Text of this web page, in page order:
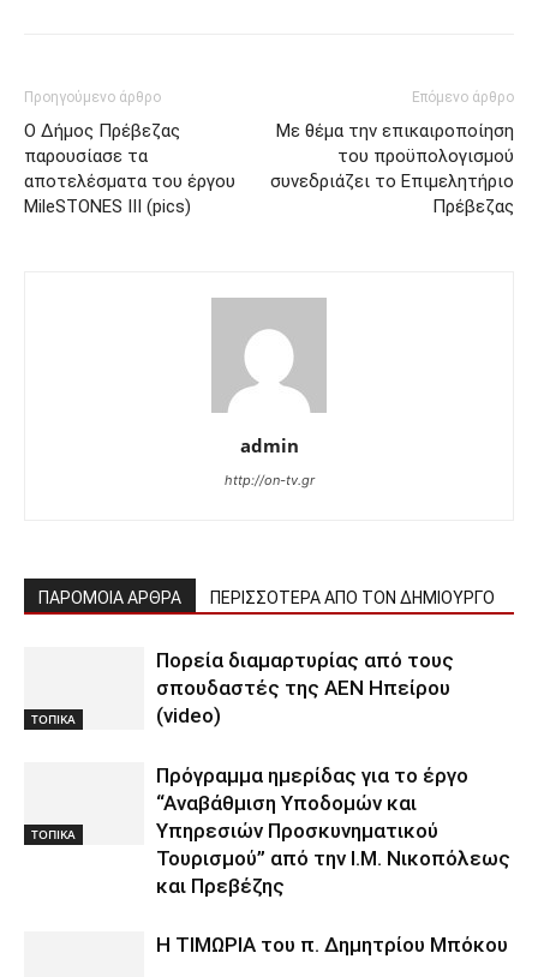
Προηγούμενο άρθρο
Ο Δήμος Πρέβεζας
παρουσίασε τα
αποτελέσματα του έργου
MileSTONES III (pics)
Επόμενο άρθρο
Με θέμα την επικαιροποίηση
του προϋπολογισμού
συνεδριάζει το Επιμελητήριο
Πρέβεζας
admin
http://on-tv.gr
ΠΑΡΟΜΟΙΑ ΑΡΘΡΑ ΠΕΡΙΣΣΟΤΕΡΑ ΑΠΟ ΤΟΝ ΔΗΜΙΟΥΡΓΟ
ΤΟΠΙΚΑ
Πορεία διαμαρτυρίας από τους
σπουδαστές της ΑΕΝ Ηπείρου
(video)
ΤΟΠΙΚΑ
Πρόγραμμα ημερίδας για το έργο
“Αναβάθμιση Υποδομών και
Υπηρεσιών Προσκυνηματικού
Τουρισμού” από την Ι.Μ. Νικοπόλεως
και Πρεβέζης
Η ΤΙΜΩΡΙΑ του π. Δημητρίου Μπόκου